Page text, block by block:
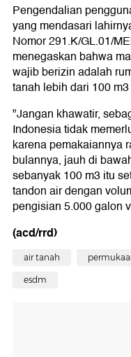
Pengendalian
yang mendasari
Nomor 291.K/GL.01/
menegaskan bahwa
wajib berizin adalah
tanah lebih dari 100
"Jangan khawatir,
Indonesia tidak
karena pemakaiannya
bulannya, jauh di
sebanyak 100 m3 itu
tandon air dengan
pengisian 5.000 galon
(acd/rrd)
air tanah
esdm